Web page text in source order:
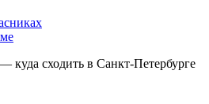
куда сходить в Санкт-Петербурге